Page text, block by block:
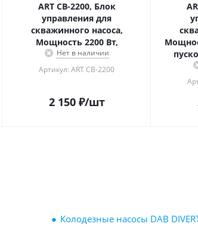
ART CB-2200, Блок
управления для
скважинного насоса,
Мощность 2200 Вт,
Нет в наличии
Артикул: ART CB-2200
2 150₽/шт
Колодезные насосы DAB